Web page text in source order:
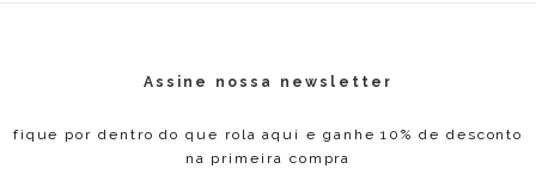
Assine nossa newsletter
fique por dentro do que rola aqui e ganhe 10% de desconto
na primeira compra